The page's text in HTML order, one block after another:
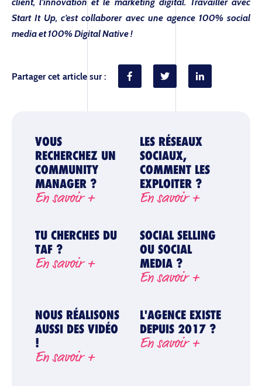
Start It Up, c’est collaborer avec une agence 100% social
media et 100% Digital Native !
Partager cet article sur :
VOUS
RECHERCHEZ UN
COMMUNITY
MANAGER ?
En savoir +
LES RÉSEAUX
SOCIAUX,
COMMENT LES
EXPLOITER ?
En savoir +
TU CHERCHES DU
TAF ?
En savoir +
SOCIAL SELLING
OU SOCIAL
MEDIA ?
En savoir +
NOUS RÉALISONS
AUSSI DES VIDÉO
!
En savoir +
L'AGENCE EXISTE
DEPUIS 2017 ?
En savoir +